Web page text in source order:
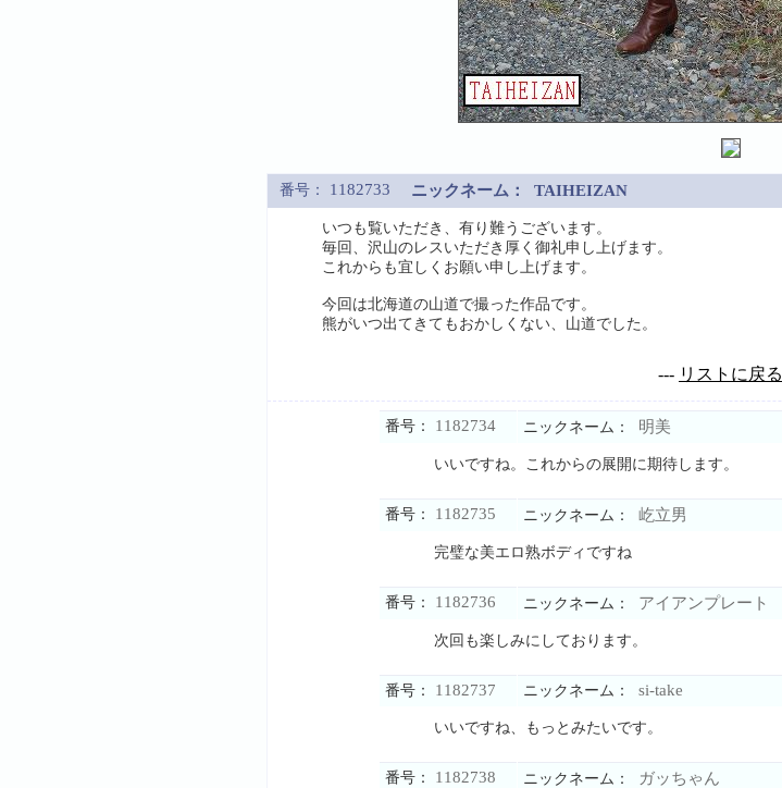
番号： 1182733 ニックネーム： TAIHEIZAN
いつも覧いただき、有り難うございます。
毎回、沢山のレスいただき厚く御礼申し上げます。
これからも宜しくお願い申し上げます。
今回は北海道の山道で撮った作品です。
熊がいつ出てきてもおかしくない、山道でした。
--- リストに戻る
番号： 1182734 ニックネーム： 明美
いいですね。これからの展開に期待します。
番号： 1182735 ニックネーム： 屹立男
完璧な美エロ熟ボディですね
番号： 1182736 ニックネーム： アイアンプレート
次回も楽しみにしております。
番号： 1182737 ニックネーム： si-take
いいですね、もっとみたいです。
番号： 1182738 ニックネーム： ガッちゃん